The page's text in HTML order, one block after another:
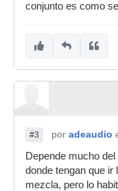
conjunto es como
#3 por adeaudio
Depende mucho
donde tengan que
mezcla, pero lo